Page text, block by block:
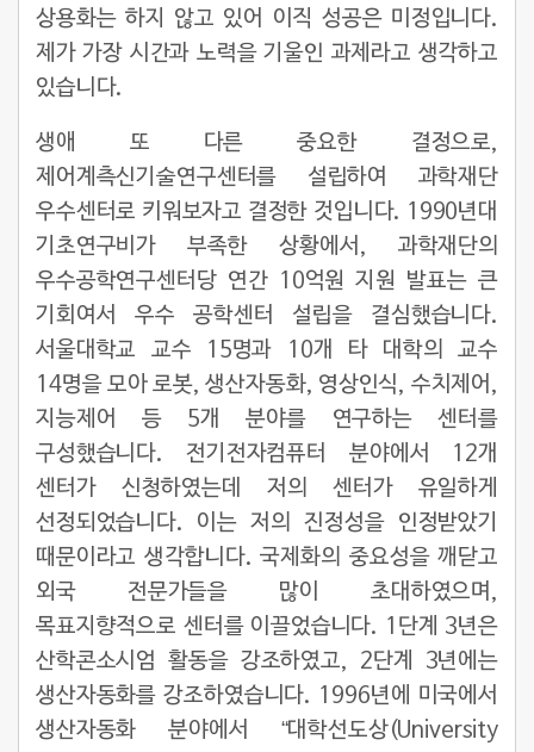
상용화는 하지 않고 있어 이직 성공은 미정입니다.
제가 가장 시간과 노력을 기울인 과제라고 생각하고
있습니다.
생애 또 다른 중요한 결정으로,
제어계측신기술연구센터를 설립하여 과학재단
우수센터로 키워보자고 결정한 것입니다. 1990년대
기초연구비가 부족한 상황에서, 과학재단의
우수공학연구센터당 연간 10억원 지원 발표는 큰
기회여서 우수 공학센터 설립을 결심했습니다.
서울대학교 교수 15명과 10개 타 대학의 교수
14명을 모아 로봇, 생산자동화, 영상인식, 수치제어,
지능제어 등 5개 분야를 연구하는 센터를
구성했습니다. 전기전자컴퓨터 분야에서 12개
센터가 신청하였는데 저의 센터가 유일하게
선정되었습니다. 이는 저의 진정성을 인정받았기
때문이라고 생각합니다. 국제화의 중요성을 깨닫고
외국 전문가들을 많이 초대하였으며,
목표지향적으로 센터를 이끌었습니다. 1단계 3년은
산학콘소시엄 활동을 강조하였고, 2단계 3년에는
생산자동화를 강조하였습니다. 1996년에 미국에서
생산자동화 분야에서 “대학선도상(University